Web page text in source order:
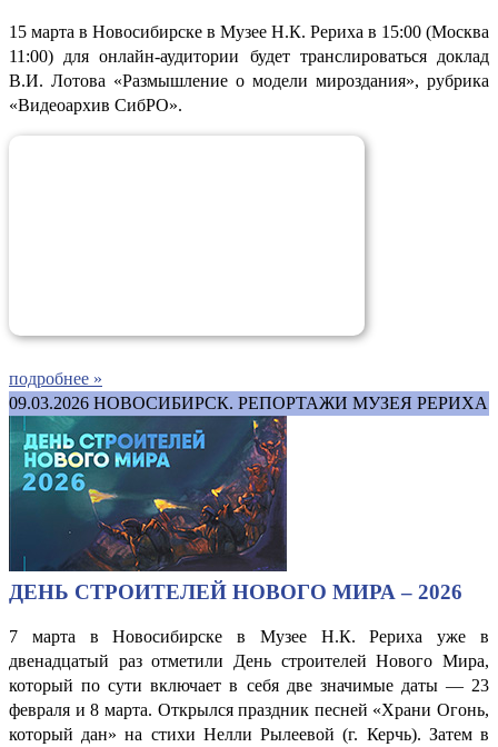
15 марта в Новосибирске в Музее Н.К. Рериха в 15:00 (Москва
11:00) для онлайн-аудитории будет транслироваться доклад
В.И. Лотова «Размышление о модели мироздания», рубрика
«Видеоархив СибРО».
подробнее »
09.03.2026 НОВОСИБИРСК. РЕПОРТАЖИ МУЗЕЯ РЕРИХА
ДЕНЬ СТРОИТЕЛЕЙ НОВОГО МИРА – 2026
7 марта в Новосибирске в Музее Н.К. Рериха уже в
двенадцатый раз отметили День строителей Нового Мира,
который по сути включает в себя две значимые даты — 23
февраля и 8 марта. Открылся праздник песней «Храни Огонь,
который дан» на стихи Нелли Рылеевой (г. Керчь). Затем в